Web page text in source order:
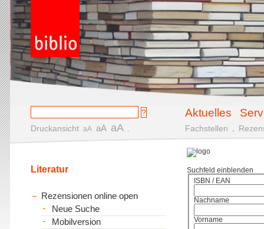
Aktuelles
Druckansicht aA aA aA Fachstellen
Suchfeld einblenden
ISBN / EAN
Nachname
Vorname
Literatur
Rezensionen online open
Neue Suche
Mobilversion